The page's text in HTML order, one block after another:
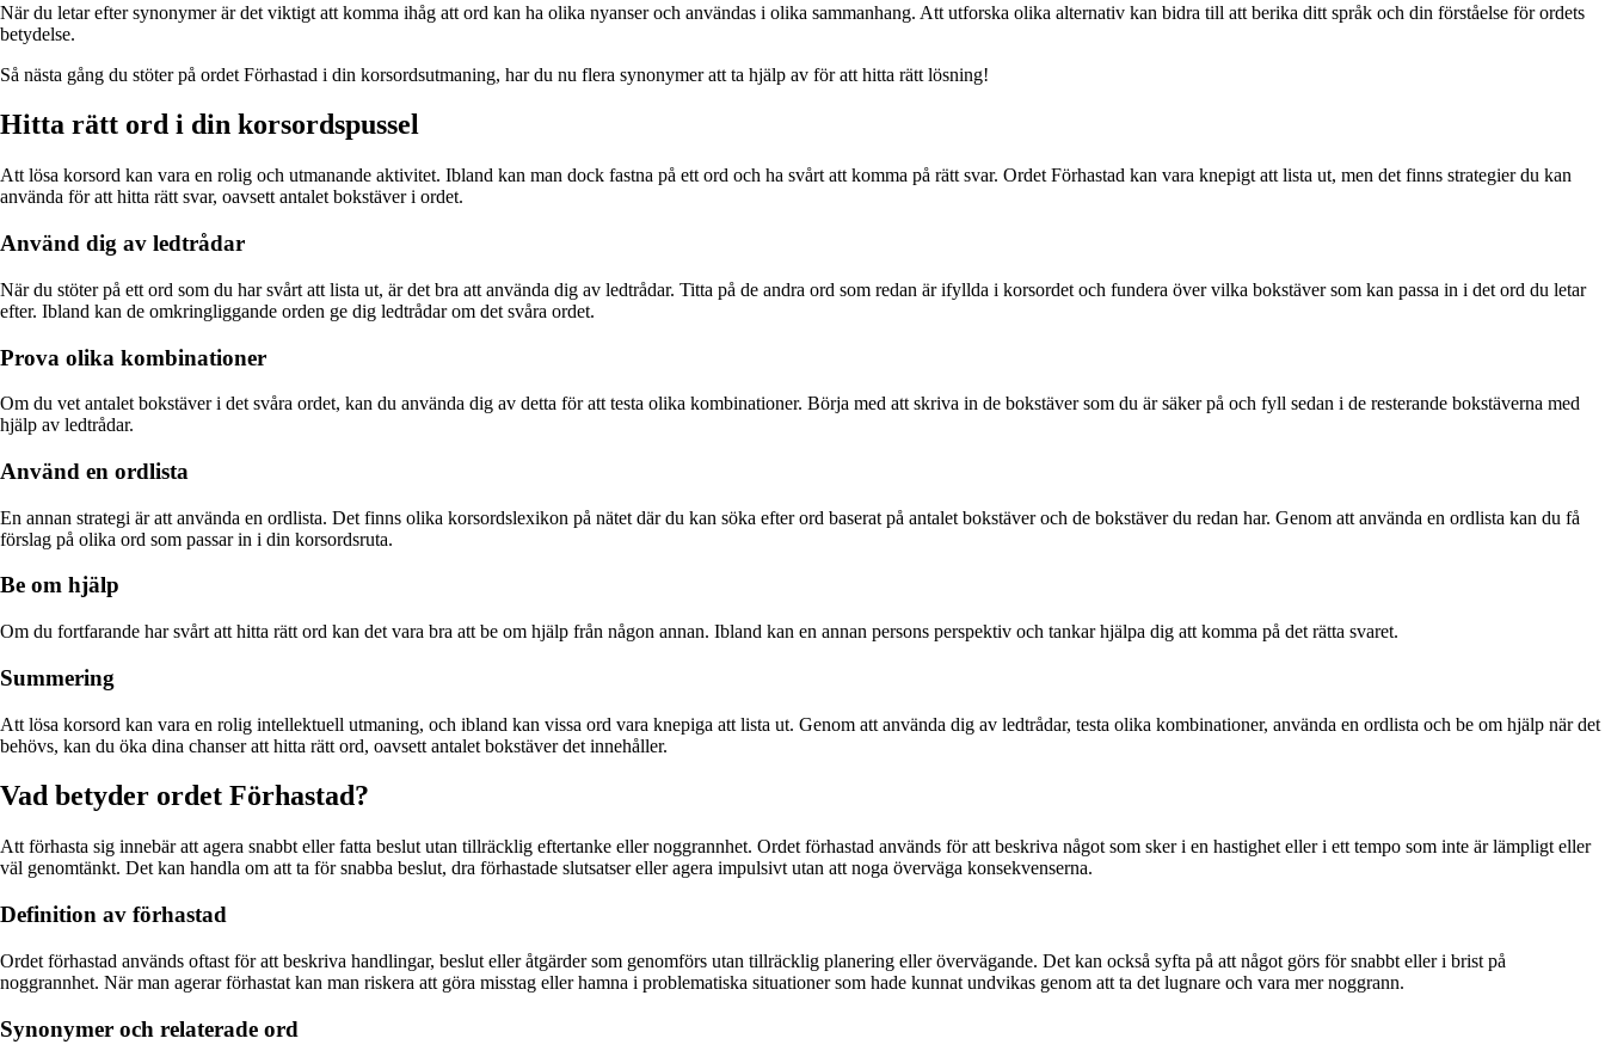
När du letar efter synonymer är det viktigt att komma ihåg att ord kan ha olika nyanser och användas i olika sammanhang. Att utforska olika alternativ kan bidra till att berika ditt språk och din förståelse för ordets
betydelse.
Så nästa gång du stöter på ordet Förhastad i din korsordsutmaning, har du nu flera synonymer att ta hjälp av för att hitta rätt lösning!
Hitta rätt ord i din korsordspussel
Att lösa korsord kan vara en rolig och utmanande aktivitet. Ibland kan man dock fastna på ett ord och ha svårt att komma på rätt svar. Ordet Förhastad kan vara knepigt att lista ut, men det finns strategier du kan
använda för att hitta rätt svar, oavsett antalet bokstäver i ordet.
Använd dig av ledtrådar
När du stöter på ett ord som du har svårt att lista ut, är det bra att använda dig av ledtrådar. Titta på de andra ord som redan är ifyllda i korsordet och fundera över vilka bokstäver som kan passa in i det ord du letar
efter. Ibland kan de omkringliggande orden ge dig ledtrådar om det svåra ordet.
Prova olika kombinationer
Om du vet antalet bokstäver i det svåra ordet, kan du använda dig av detta för att testa olika kombinationer. Börja med att skriva in de bokstäver som du är säker på och fyll sedan i de resterande bokstäverna med
hjälp av ledtrådar.
Använd en ordlista
En annan strategi är att använda en ordlista. Det finns olika korsordslexikon på nätet där du kan söka efter ord baserat på antalet bokstäver och de bokstäver du redan har. Genom att använda en ordlista kan du få
förslag på olika ord som passar in i din korsordsruta.
Be om hjälp
Om du fortfarande har svårt att hitta rätt ord kan det vara bra att be om hjälp från någon annan. Ibland kan en annan persons perspektiv och tankar hjälpa dig att komma på det rätta svaret.
Summering
Att lösa korsord kan vara en rolig intellektuell utmaning, och ibland kan vissa ord vara knepiga att lista ut. Genom att använda dig av ledtrådar, testa olika kombinationer, använda en ordlista och be om hjälp när det
behövs, kan du öka dina chanser att hitta rätt ord, oavsett antalet bokstäver det innehåller.
Vad betyder ordet Förhastad?
Att förhasta sig innebär att agera snabbt eller fatta beslut utan tillräcklig eftertanke eller noggrannhet. Ordet förhastad används för att beskriva något som sker i en hastighet eller i ett tempo som inte är lämpligt eller
väl genomtänkt. Det kan handla om att ta för snabba beslut, dra förhastade slutsatser eller agera impulsivt utan att noga överväga konsekvenserna.
Definition av förhastad
Ordet förhastad används oftast för att beskriva handlingar, beslut eller åtgärder som genomförs utan tillräcklig planering eller övervägande. Det kan också syfta på att något görs för snabbt eller i brist på
noggrannhet. När man agerar förhastat kan man riskera att göra misstag eller hamna i problematiska situationer som hade kunnat undvikas genom att ta det lugnare och vara mer noggrann.
Synonymer och relaterade ord